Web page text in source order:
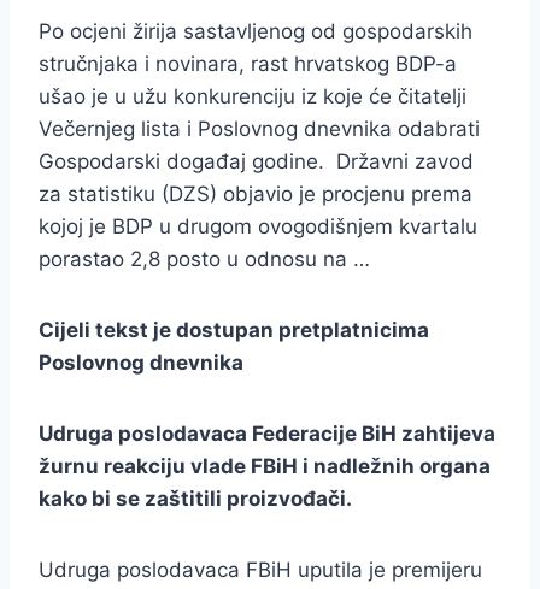
Po ocjeni žirija sastavljenog od gospodarskih
stručnjaka i novinara, rast hrvatskog BDP-a
ušao je u užu konkurenciju iz koje će čitatelji
Večernjeg lista i Poslovnog dnevnika odabrati
Gospodarski događaj godine. Državni zavod
za statistiku (DZS) objavio je procjenu prema
kojoj je BDP u drugom ovogodišnjem kvartalu
porastao 2,8 posto u odnosu na …
Cijeli tekst je dostupan pretplatnicima
Poslovnog dnevnika
Udruga poslodavaca Federacije BiH zahtijeva
žurnu reakciju vlade FBiH i nadležnih organa
kako bi se zaštitili proizvođači.
Udruga poslodavaca FBiH uputila je premijeru